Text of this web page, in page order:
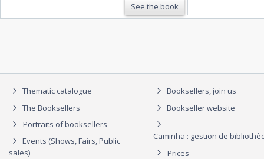
See the book
Thematic catalogue
The Booksellers
Portraits of booksellers
Events (Shows, Fairs, Public
sales)
Booksellers, join us
Bookseller website
Caminha : gestion de
Prices